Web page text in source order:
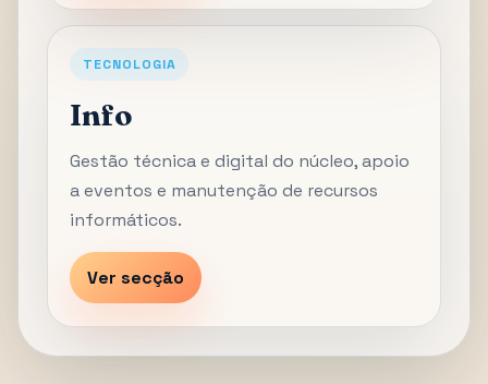
TECNOLOGIA
Info
Gestão técnica e digital do núcleo, apoio
a eventos e manutenção de recursos
informáticos.
Ver secção